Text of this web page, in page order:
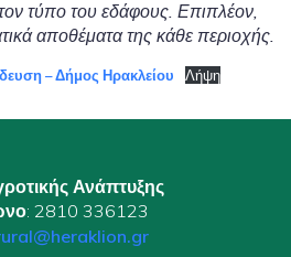
τύπο του εδάφους. Επιπλέον,
αποθέματα της κάθε περιοχής.
– Δήμος Ηρακλείου Λήψη
Ανάπτυξης
: 2810 336123